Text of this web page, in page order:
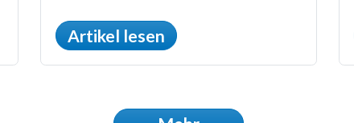
Artikel lesen